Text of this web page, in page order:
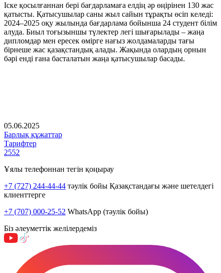
Іске қосылғаннан бері бағдарламаға елдің әр өңірінен 130 жас
қатысты. Қатысушылар саны жыл сайын тұрақты өсіп келеді:
2024–2025 оқу жылында бағдарлама бойынша 24 студент білім
алуда. Биыл тоғызыншы түлектер легі шығарылады – жаңа
дипломдар мен ересек өмірге нағыз жолдамаларды тағы
бірнеше жас қазақстандық алады. Жақында олардың орнын
бәрі енді ғана басталатын жаңа қатысушылар басады.
05.06.2025
Барлық құжаттар
Тарифтер
2552
Ұялы телефоннан тегін қоңырау
+7 (727) 244-44-44 тәулік бойы Қазақстандағы және шетелдегі
клиенттерге
+7 (707) 000-25-52 WhatsApp (тәулік бойы)
Біз әлеуметтік желілердеміз